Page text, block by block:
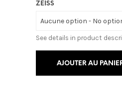
ZEISS
See details in product
AJOUTER AU